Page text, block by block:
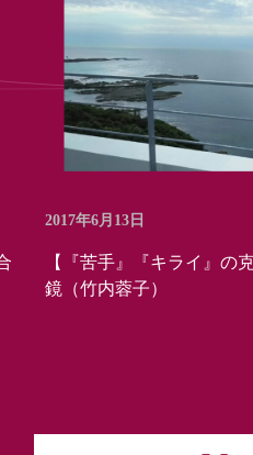
2017年6月13日
【『苦手』『キライ』
鏡（竹内蓉子）